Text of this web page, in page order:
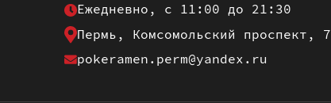
Ежедневно, с 11:00 до 21:30
Пермь, Комсомольский проспект, 7
pokeramen.perm@yandex.ru